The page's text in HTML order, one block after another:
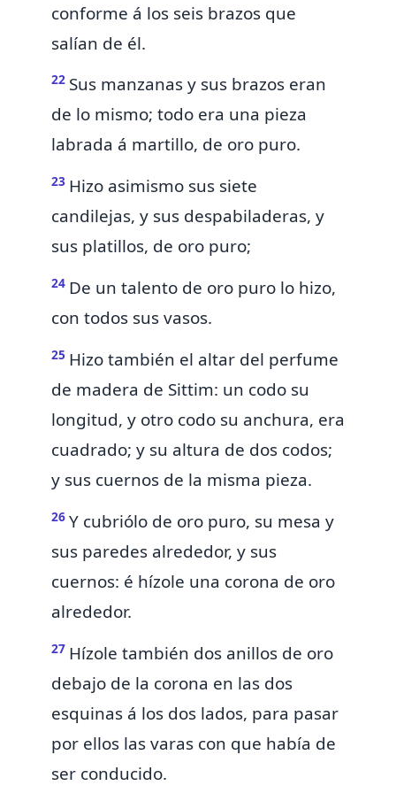
conforme á los seis brazos que
salían de él.
22 Sus manzanas y sus brazos eran
de lo mismo; todo era una pieza
labrada á martillo, de oro puro.
23 Hizo asimismo sus siete
candilejas, y sus despabiladeras, y
sus platillos, de oro puro;
24 De un talento de oro puro lo hizo,
con todos sus vasos.
25 Hizo también el altar del perfume
de madera de Sittim: un codo su
longitud, y otro codo su anchura, era
cuadrado; y su altura de dos codos;
y sus cuernos de la misma pieza.
26 Y cubriólo de oro puro, su mesa y
sus paredes alrededor, y sus
cuernos: é hízole una corona de oro
alrededor.
27 Hízole también dos anillos de oro
debajo de la corona en las dos
esquinas á los dos lados, para pasar
por ellos las varas con que había de
ser conducido.